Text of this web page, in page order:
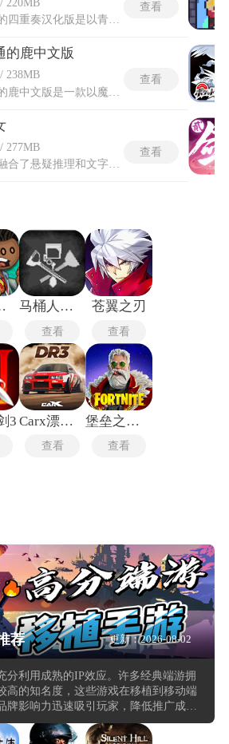
苍之彼方的四重奏汉化版是以青春校园为背景的恋爱互动游戏，与曾经放弃飞行的少年们一起重返蓝天，四位性格迥异的少女等你邂逅。苍之彼方的四重奏汉化版系统界面及菜单均经过专业翻译，保留原日文配音配中文字幕，确保情感传达准确。需要在日常生活中深入了解每位女主角的内心世界，通过对话选择推动剧情走向不同的恋爱路线。还有丰富的角色个人线，每条路线都有独特的感人高光时刻，给你带来一场欢乐无比的恋爱过程，逐步开启新的剧情。
查看
的鹿中文版
238MB
查看
277MB
壳之少女融合了悬疑推理和文字冒险玩法，以私家侦探的身份踏入昭和年代的古都东京，在接连发生的离奇连环命案中揭开隐藏的真相。壳之少女游戏安卓版针对触屏设备调整UI布局，支持‌自动存档和快速跳过已读文本‌等功能，优化了字体显示以适应小屏阅读。通过不同的对话选择推进剧情走向，收集案发现场的细碎证物梳理逻辑链条，在层层反转的剧情里锁定隐藏在人群中的真凶。还有不同角色的专属个人线，每一次不同的选择都会彻底改变角色的最终命运。
查看
文版 马桶人逆袭3.0
查看
苍翼之刃
查看
3 Carx漂移赛车手游
查看
堡垒之夜手机版
查看
荐 更新：2026-08-02
分利用成熟的IP效应。许多经典端游拥
高的知名度，这些游戏在移植到移动端
牌影响力迅速吸引玩家，降低推广成
以借鉴端游的成熟玩法和内容，开发者
背景和人物，从而大大缩短了开发时